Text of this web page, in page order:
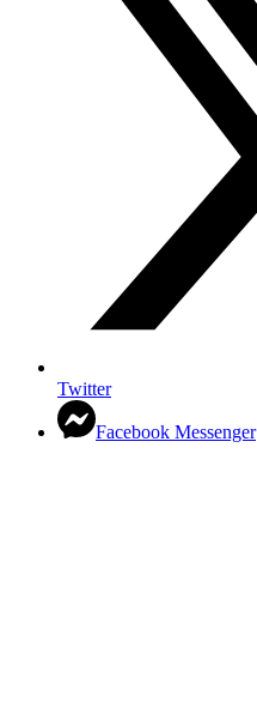
Twitter
Facebook Messenger